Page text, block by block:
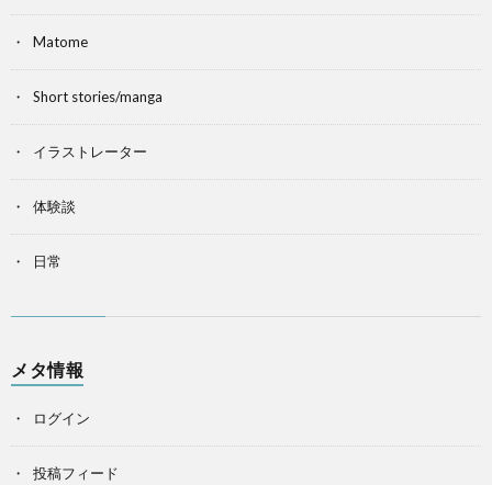
Matome
Short stories/manga
イラストレーター
体験談
日常
メタ情報
ログイン
投稿フィード